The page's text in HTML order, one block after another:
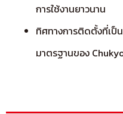
การใช้งานยาวนาน
ทิศทางการติดตั้งที่เ
มาตรฐานของ